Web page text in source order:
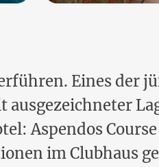
Eines der
Aspendos
im Clubhaus